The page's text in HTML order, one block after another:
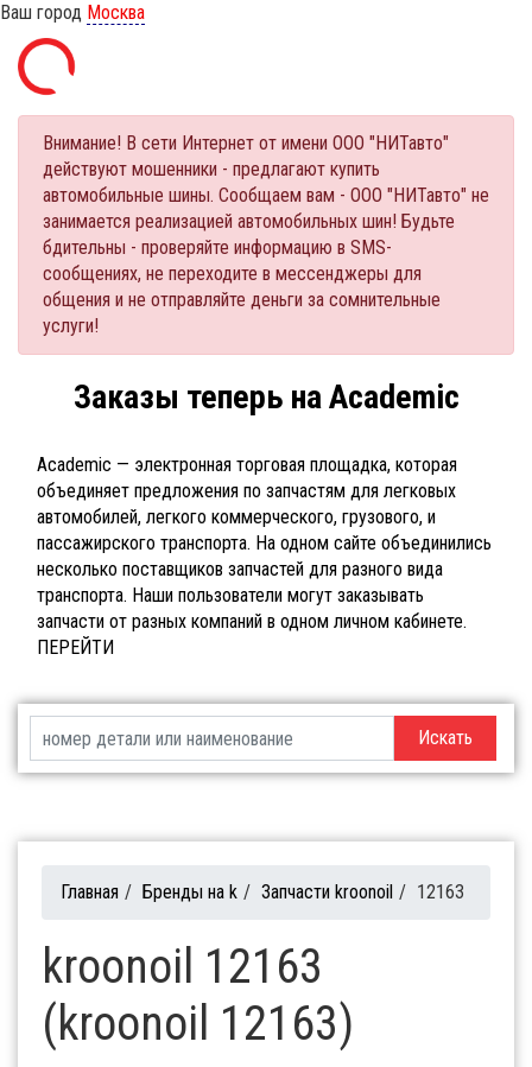
Ваш город Москва
Внимание! В сети Интернет от имени ООО "НИТавто"
действуют мошенники - предлагают купить
автомобильные шины. Сообщаем вам - ООО "НИТавто" не
занимается реализацией автомобильных шин! Будьте
бдительны - проверяйте информацию в SMS-
сообщениях, не переходите в мессенджеры для
общения и не отправляйте деньги за сомнительные
услуги!
Заказы теперь на Academic
Academic — электронная торговая площадка, которая
объединяет предложения по запчастям для легковых
автомобилей, легкого коммерческого, грузового, и
пассажирского транспорта. На одном сайте объединились
несколько поставщиков запчастей для разного вида
транспорта. Наши пользователи могут заказывать
запчасти от разных компаний в одном личном кабинете.
ПЕРЕЙТИ
Искать
Главная / Бренды на k / Запчасти kroonoil / 12163
kroonoil 12163
(kroonoil 12163)